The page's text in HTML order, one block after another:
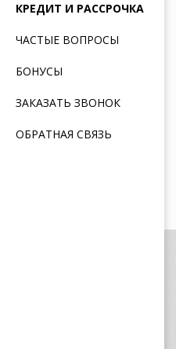
КРЕДИТ И РАССРОЧКА
ЧАСТЫЕ ВОПРОСЫ
БОНУСЫ
ЗАКАЗАТЬ ЗВОНОК
ОБРАТНАЯ СВЯЗЬ